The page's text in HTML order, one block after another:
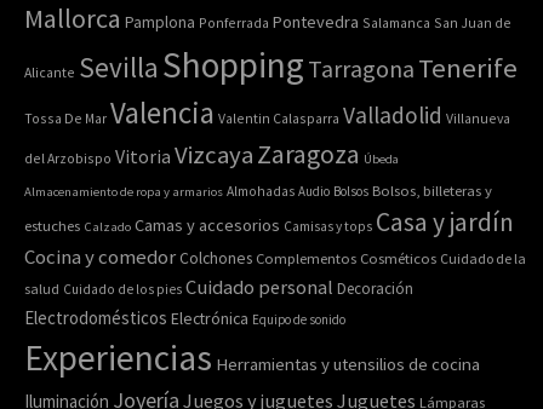
Mallorca Pamplona Ponferrada Pontevedra Salamanca San Juan de
Alicante Sevilla Shopping Tarragona Tenerife
Tossa De Mar Valencia Valentin Calasparra Valladolid Villanueva
del Arzobispo Vitoria VizcayaZaragoza Úbeda
Almacenamiento de ropa y armarios Almohadas Audio Bolsos Bolsos, billeteras y
estuches Calzado Camas y accesorios Camisas y tops Casa y jardín
Cocina y comedor Colchones Complementos Cosméticos Cuidado de la
salud Cuidado de los pies Cuidado personal Decoración
Electrodomésticos Electrónica Equipo de sonido
Experiencias Herramientas y utensilios de cocina
Iluminación Joyería Juegos y juguetes Juguetes Lámparas